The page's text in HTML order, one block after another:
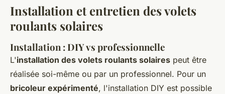
Installation et entretien des volets
roulants solaires
Installation : DIY vs professionnelle
L'installation des volets roulants solaires peut être
réalisée soi-même ou par un professionnel. Pour un
bricoleur expérimenté, l'installation DIY est possible